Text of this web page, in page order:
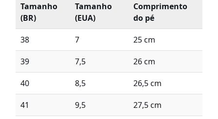
Tamanho
(BR)
Tamanho
(EUA)
Comprimento
do pé
38 7 25 cm
39 7,5 26 cm
40 8,5 26,5 cm
41 9,5 27,5 cm